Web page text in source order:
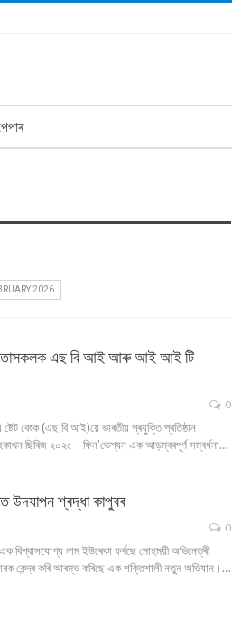
2026
এছ বি আই আৰু আই আই টি
0
ষ্টেট বেংক (এছ বি আই)য়ে ভাৰতীয় প্ৰযুক্তি প্ৰতিষ্ঠান
ছিৰিজ ২০২৫ - ফিন’ভেশ্যন এক আড়ম্বৰপূৰ্ণ সম্বৰ্ধনা…
উদযাপন শ্ৰদ্ধা কাপুৰৰ
0
বিশ্বাসযোগ্য নাম ইউৰেকা ফৰ্বছে মোহময়ী অভিনেত্ৰী
কেন্দ্ৰ কৰি আৰম্ভ কৰিছে এক শক্তিশালী নতুন অভিযান।…